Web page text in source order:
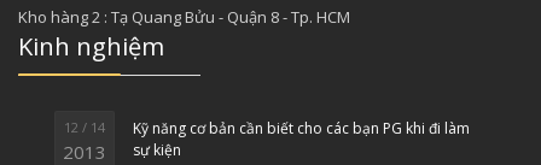
Kho hàng 2 : Tạ Quang Bửu - Quận 8 - Tp. HCM
Kinh nghiệm
12 / 14
2013
Kỹ năng cơ bản cần biết cho các bạn PG khi đi làm
sự kiện